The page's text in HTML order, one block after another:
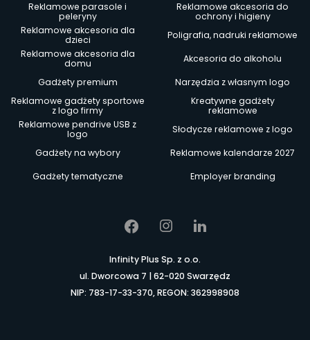
Reklamowe parasole i
peleryny
Reklamowe akcesoria do
ochrony i higieny
Reklamowe akcesoria dla
dzieci
Poligrafia, nadruki reklamowe
Reklamowe akcesoria dla
domu
Akcesoria do alkoholu
Gadżety premium
Narzędzia z własnym logo
Reklamowe gadżety sportowe
z logo firmy
Kreatywne gadżety
reklamowe
Reklamowe pendrive USB z
logo
Słodycze reklamowe z logo
Gadżety na wybory
Reklamowe kalendarze 2027
Gadżety tematyczne
Employer branding
Infinity Plus Sp. z o.o.
ul. Dworcowa 7 | 62-020 Swarzędz
NIP: 783-17-33-370, REGON: 362998908